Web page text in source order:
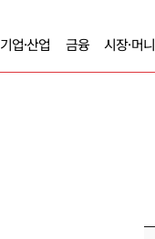
기업·산업 금융 시장·머니